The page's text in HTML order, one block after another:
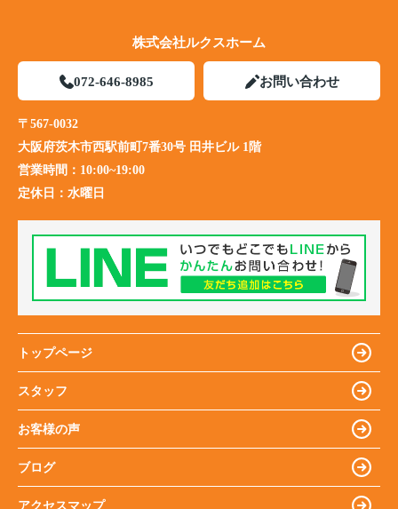
株式会社ルクスホーム
072-646-8985 お問い合わせ
〒567-0032
大阪府茨木市西駅前町7番30号 田井ビル 1階
営業時間： 10:00~19:00
定休日： 水曜日
トップページ
スタッフ
お客様の声
ブログ
アクセスマップ